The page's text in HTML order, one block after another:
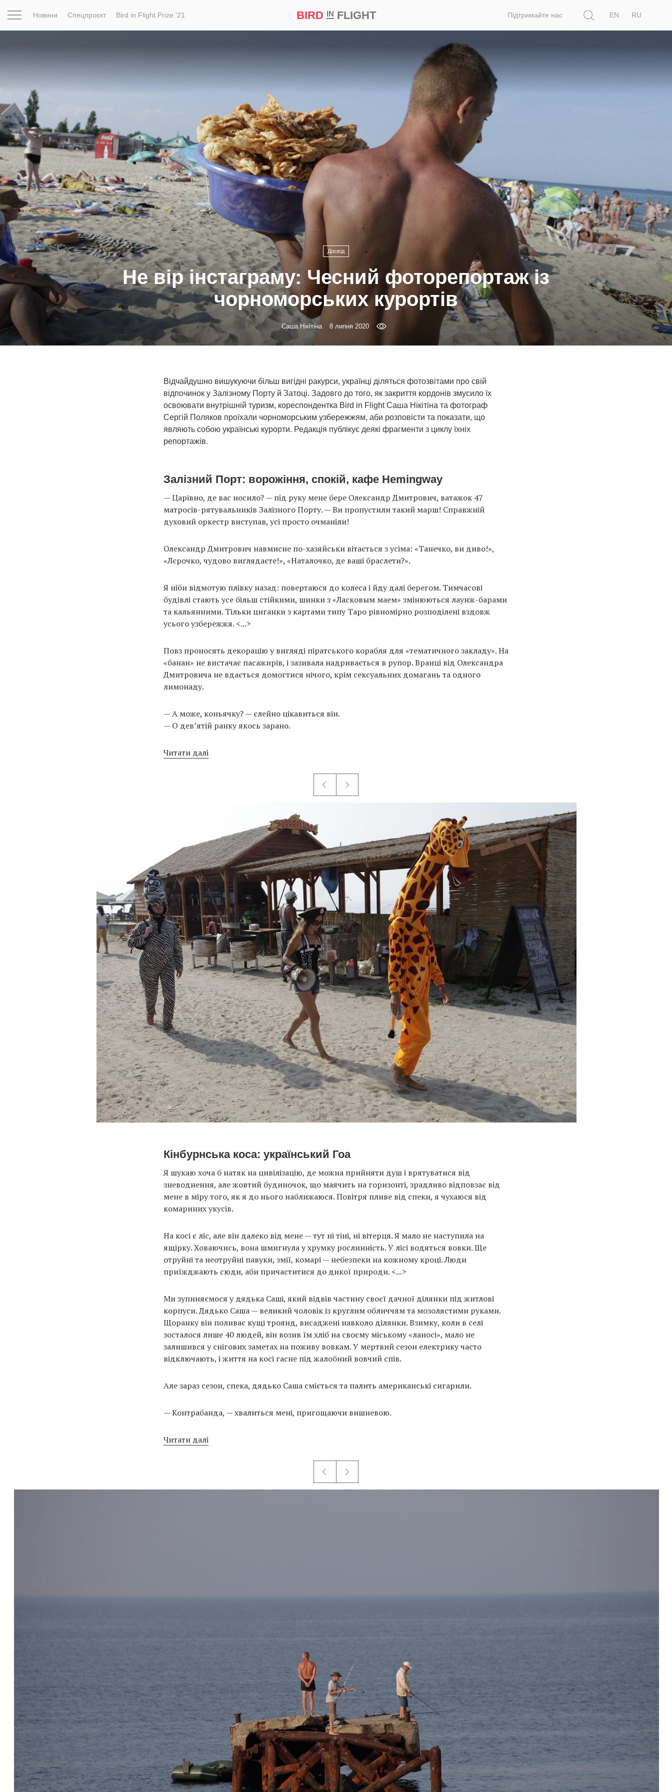
Новини Спецпроєкт Bird in Flight Prize ‘21 BIRD INFLIGHT Підтримайте нас
EN
RU
Досвід
Не вір інстаграму: Чесний фоторепортаж із
чорноморських курортів
Саша Нікітіна 8 липня 2020
Відчайдушно вишукуючи більш вигідні ракурси, українці діляться фотозвітами про свій
відпочинок у Залізному Порту й Затоці. Задовго до того, як закриття кордонів змусило їх
освоювати внутрішній туризм, кореспондентка Bird in Flight Саша Нікітіна та фотограф
Сергій Поляков проїхали чорноморським узбережжям, аби розповісти та показати, що
являють собою українські курорти. Редакція публікує деякі фрагменти з циклу їхніх
репортажів.
Залізний Порт: ворожіння, спокій, кафе Hemingway
— Царівно, де вас носило? — під руку мене бере Олександр Дмитрович, ватажок 47
матросів-рятувальників Залізного Порту. — Ви пропустили такий марш! Справжній
духовий оркестр виступав, усі просто очманіли!
Олександр Дмитрович навмисне по-хазяйськи вітається з усіма: «Танечко, ви диво!»,
«Лєрочко, чудово виглядаєте!», «Наталочко, де ваші браслети?».
Я ніби відмотую плівку назад: повертаюся до колеса і йду далі берегом. Тимчасові
будівлі стають усе більш стійкими, шинки з «Ласковым маем» змінюються лаунж-барами
та кальянними. Тільки циганки з картами типу Таро рівномірно розподілені вздовж
усього узбережжя. <...>
Повз проносять декорацію у вигляді піратського корабля для «тематичного закладу». На
«банан» не вистачає пасажирів, і зазивала надривається в рупор. Вранці від Олександра
Дмитровича не вдається домогтися нічого, крім сексуальних домагань та одного
лимонаду.
— А може, коньячку? — єлейно цікавиться він.
— О дев’ятій ранку якось зарано.
Читати далі
Кінбурнська коса: український Гоа
Я шукаю хоча б натяк на цивілізацію, де можна прийняти душ і врятуватися від
зневоднення, але жовтий будиночок, що маячить на горизонті, зрадливо відповзає від
мене в міру того, як я до нього наближаюся. Повітря пливе від спеки, я чухаюся від
комариних укусів.
На косі є ліс, але він далеко від мене — тут ні тіні, ні вітерця. Я мало не наступила на
ящірку. Ховаючись, вона шмигнула у хрумку рослинність. У лісі водяться вовки. Ще
отруйні та неотруйні павуки, змії, комарі — небезпеки на кожному кроці. Люди
приїжджають сюди, аби причаститися до дикої природи. <...>
Ми зупиняємося у дядька Саші, який відвів частину своєї дачної ділянки під житлові
корпуси. Дядько Саша — великий чоловік із круглим обличчям та мозолястими руками.
Щоранку він поливає кущі троянд, висаджені навколо ділянки. Взимку, коли в селі
зосталося лише 40 людей, він возив їм хліб на своєму міському «ланосі», мало не
залишився у снігових заметах на поживу вовкам. У мертвий сезон електрику часто
відключають, і життя на косі гасне під жалобний вовчий спів.
Але зараз сезон, спека, дядько Саша сміється та палить американські сигарили.
— Контрабанда, — хвалиться мені, пригощаючи вишневою.
Читати далі